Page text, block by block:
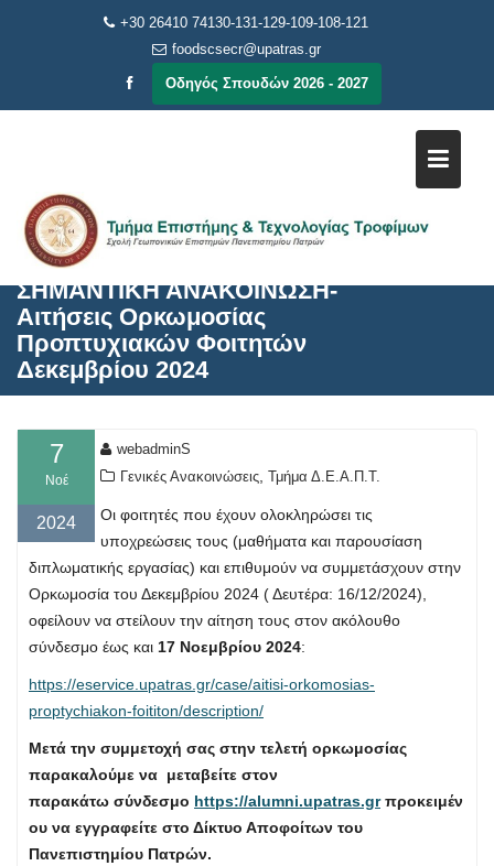
+30 26410 74130-131-129-109-108-121
foodscsecr@upatras.gr
Οδηγός Σπουδών 2026 - 2027
ΣΗΜΑΝΤΙΚΗ ΑΝΑΚΟΙΝΩΣΗ-
Αιτήσεις Ορκωμοσίας
Προπτυχιακών Φοιτητών
Δεκεμβρίου 2024
7
Νοέ
2024
webadminS
Γενικές Ανακοινώσεις, Τμήμα Δ.Ε.Α.Π.Τ.
Οι φοιτητές που έχουν ολοκληρώσει τις
υποχρεώσεις τους (μαθήματα και παρουσίαση
διπλωματικής εργασίας) και επιθυμούν να συμμετάσχουν στην
Ορκωμοσία του Δεκεμβρίου 2024 ( Δευτέρα: 16/12/2024),
οφείλουν να στείλουν την αίτηση τους στον ακόλουθο
σύνδεσμο έως και 17 Νοεμβρίου 2024:
https://eservice.upatras.gr/case/aitisi-orkomosias-
proptychiakon-foititon/description/
Μετά την συμμετοχή σας στην τελετή ορκωμοσίας
παρακαλούμε να μεταβείτε στον
παρακάτω σύνδεσμο https://alumni.upatras.grπροκειμέν
ου να εγγραφείτε στο Δίκτυο Αποφοίτων του
Πανεπιστημίου Πατρών.